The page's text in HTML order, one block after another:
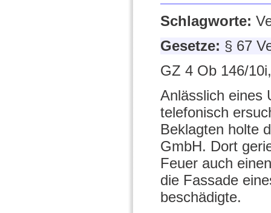
Schlagworte:
Gesetze: § 67
GZ 4 Ob 146/
Anlässlich eines
telefonisch
Beklagten holte
GmbH. Dort
Feuer auch
die Fassade
beschädigte.